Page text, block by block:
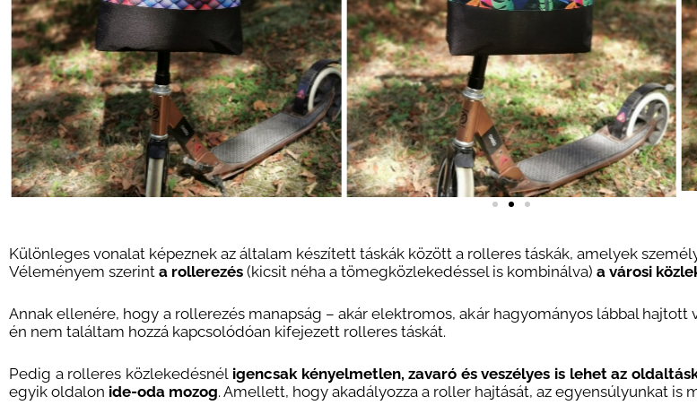
Különleges vonalat képeznek az általam készített táskák között a rolleres táskák, amelyek
Véleményem szerint a rollerezés (kicsit néha a tömegközlekedéssel is kombinálva) a városi
Annak ellenére, hogy a rollerezés manapság – akár elektromos, akár hagyományos lábbal
én nem találtam hozzá kapcsolódóan kifejezett rolleres táskát.
Pedig a rolleres közlekedésnél igencsak kényelmetlen, zavaró és veszélyes is lehet az
egyik oldalon ide-oda mozog. Amellett, hogy akadályozza a roller hajtását, az egyensúlyunkat is